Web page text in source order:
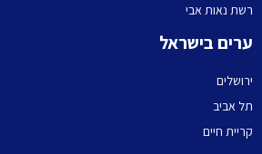
רשת נאות אבי
ערים בישראל
ירושלים
תל אביב
קריית חיים